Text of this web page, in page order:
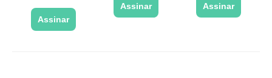
Assinar
Assinar Assinar